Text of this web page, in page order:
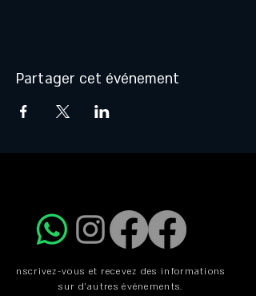
Partager cet événement
nscrivez-vous et recevez des informations
sur d'autres événements.